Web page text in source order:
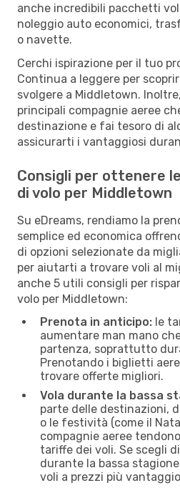
anche incredibili pacchetti
noleggio auto economici,
o navette.
Cerchi ispirazione per il tuo
Continua a leggere per
svolgere a Middletown.
principali compagnie aeree
destinazione e fai tesoro di
assicurarti i vantaggiosi
Consigli per ottenere
di volo per Middletown
Su eDreams, rendiamo la
semplice ed economica
di opzioni selezionate da
per aiutarti a trovare voli al
anche 5 utili consigli per
volo per Middletown:
Prenota in anticipo: le
aumentare man mano
partenza, soprattutto
Prenotando i biglietti
trovare offerte migliori.
Vola durante la bassa
parte delle destinazioni,
o le festività (come il
compagnie aeree
tariffe dei voli. Se scegli
durante la bassa
voli a prezzi più